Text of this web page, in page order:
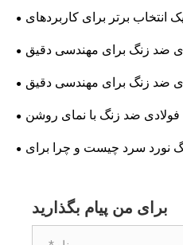
و دوام طولانی مدت هستند؟
چرا ورق فولادی ضد زنگ 410 یک انتخاب برتر برای کاربردهای
صنعتی است
فولادی ضد زنگ برای مهندسی دقیق
ضروری هستند؟
فولادی ضد زنگ برای مهندسی دقیق
ضروری هستند؟
ضد زنگ با نمای روشن
محبوب برای تولید تبدیل شود
نورد سرد چیست و چرا برای
برای من پیام بگذارید